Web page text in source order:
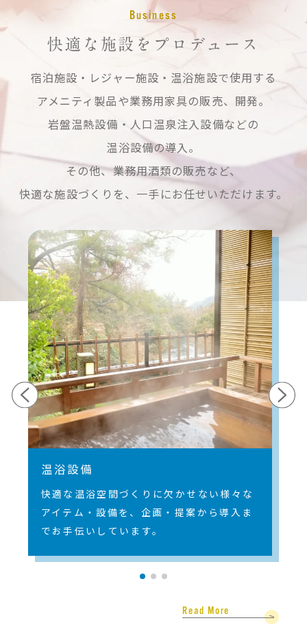
快適な施設をプロデュース
宿泊施設・レジャー施設・温浴施設で使用する
アメニティ製品や業務用家具の販売、開発。
岩盤温熱設備・人口温泉注入設備などの
温浴設備の導入。
その他、業務用酒類の販売など、
快適な施設づくりを、一手にお任せいただけます。
温浴設備
快適な温浴空間づくりに欠かせない様々な
アイテム・設備を、企画・提案から導入ま
でお手伝いしています。
Read More